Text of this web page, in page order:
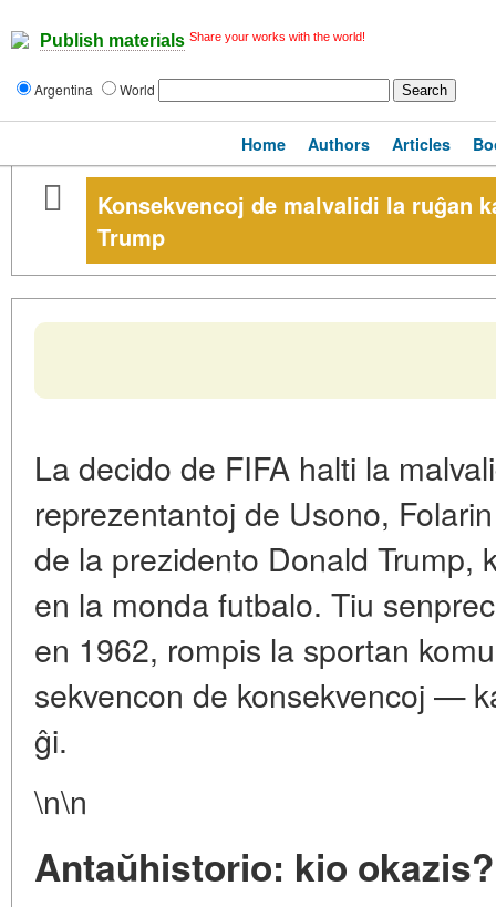
Publish materials Share your works with the world!
Argentina World
Home Authors Articles
Konsekvencoj de malvalidi la ruĝan
Trump
La decido de FIFA halti la
reprezentantoj de Usono,
de la prezidento Donald Trump,
en la monda futbalo. Tiu
en 1962, rompis la sportan
sekvencon de konsekvencoj —
ĝi.
\n\n
Antaŭhistorio: kio okazis?